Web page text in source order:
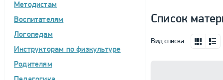
Методистам
Воспитателям
Логопедам
Инструкторам по физкультуре
Родителям
Список
Вид списка: